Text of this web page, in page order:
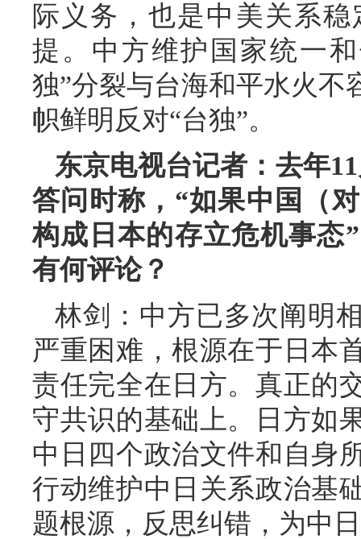
际义务，也是中美关系
提。中方维护国家统一
独”分裂与台海和平水火不
帜鲜明反对“台独”。
东京电视台记者：去年
答问时称，“如果中国（
构成日本的存立危机事态
有何评论？
林剑：中方已多次阐明
严重困难，根源在于日本
责任完全在日方。真正的
守共识的基础上。日方如
中日四个政治文件和自身
行动维护中日关系政治基
题根源，反思纠错，为中